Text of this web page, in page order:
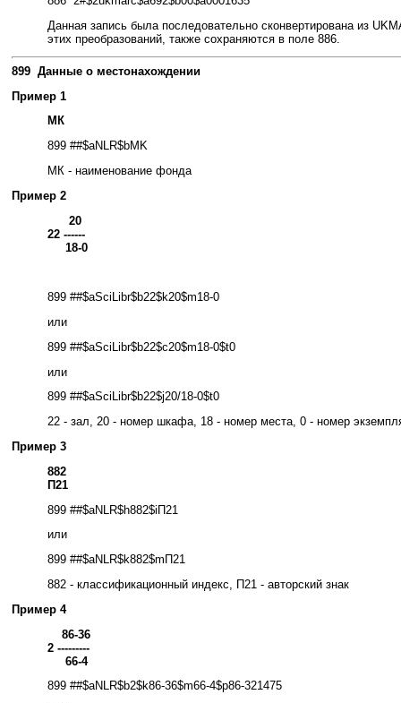
Данная запись была последовательно сконвертирована из
этих преобразований, также сохраняются в поле 886.
899 Данные о местонахождении
Пример 1
МК
899 ##$aNLR$bMK
МК - наименование фонда
Пример 2
20
22 ------
18-0
899 ##$aSciLibr$b22$k20$m18-0
или
899 ##$aSciLibr$b22$c20$m18-0$t0
или
899 ##$aSciLibr$b22$j20/18-0$t0
22 - зал, 20 - номер шкафа, 18 - номер места, 0 - номер
Пример 3
882
П21
899 ##$aNLR$h882$iП21
или
899 ##$aNLR$k882$mП21
882 - классификационный индекс, П21 - авторский знак
Пример 4
86-36
2 ---------
66-4
899 ##$aNLR$b2$k86-36$m66-4$p86-321475